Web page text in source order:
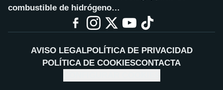
combustible de hidrógeno…
AVISO LEGALPOLÍTICA DE PRIVACIDAD
POLÍTICA DE COOKIESCONTACTA